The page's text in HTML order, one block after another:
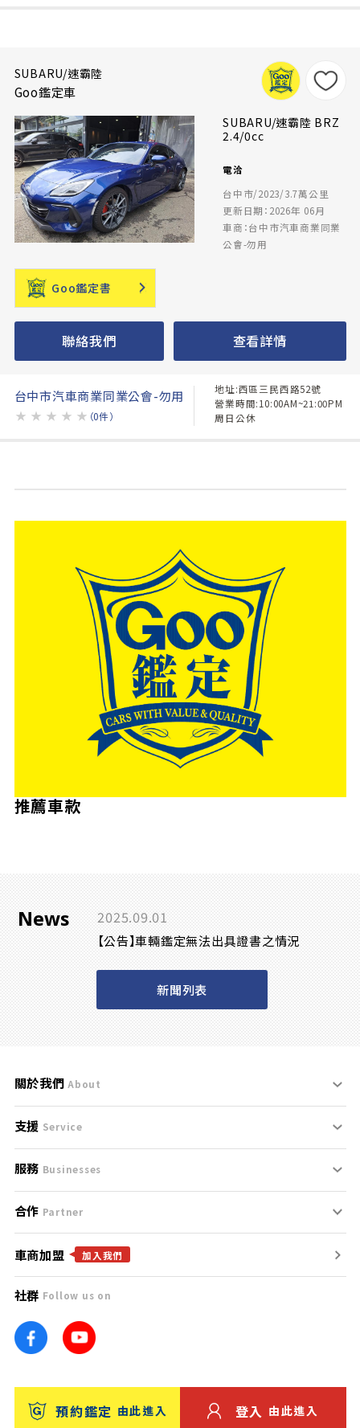
SUBARU/速霸陸
Goo鑑定車
SUBARU/速霸陸 BRZ
2.4/0cc
電洽
台中市/2023/3.7萬公里
更新日期：2026年 06月
車商：台中市汽車商業同業
公會-勿用
Goo鑑定書
聯絡我們 查看詳情
台中市汽車商業同業公會-勿用
★ ★ ★ ★ ★ （0件）
地址:西區三民西路52號
營業時間:10:00AM~21:00PM
周日公休
推薦車款
News 2025.09.01
【公告】車輛鑑定無法出具證書之情況
新聞列表
關於我們 About
刊登規範
服務條款
免責聲明
隱私權政策
團隊
車訊網
台灣優良中古車商大獎
支援 Service
支援中心
聯絡我們
服務 Businesses
什麼是Goo鑑定？
找好車
找好店
找海外車
消費者評價
合作 Partner
合作夥伴
廣告合作
車商加盟 加入我們
社群 Follow us on
預約鑑定 由此進入 登入 由此進入